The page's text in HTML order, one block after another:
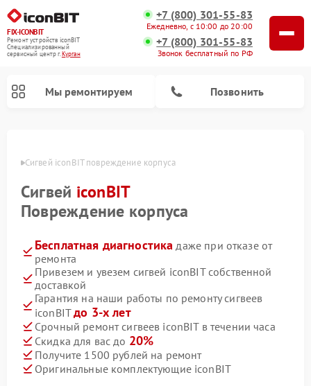
FIX-ICONBIT
Ремонт устройств iconBIT
Специализированный
cервисный центр г.Курган
+7 (800) 301-55-83
Ежедневно, с 10:00 до 20:00
+7 (800) 301-55-83
Звонок бесплатный по РФ
Мы ремонтируем Позвонить
Сигвей iconBIT повреждение корпуса
Сигвей iconBIT
Повреждение корпуса
Бесплатная диагностика даже при отказе от
ремонта
Привезем и увезем сигвей iconBIT собственной
доставкой
Гарантия на наши работы по ремонту сигвеев
iconBITдо 3-х лет
Срочный ремонт сигвеев iconBIT в течении часа
Скидка для вас до 20%
Получите 1500 рублей на ремонт
Оригинальные комплектующие iconBIT